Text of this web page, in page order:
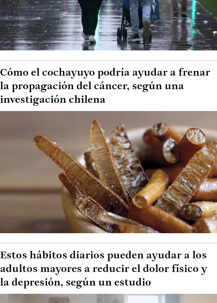
Cómo el cochayuyo podría ayudar a frenar
la propagación del cáncer, según una
investigación chilena
Estos hábitos diarios pueden ayudar a los
adultos mayores a reducir el dolor físico y
la depresión, según un estudio